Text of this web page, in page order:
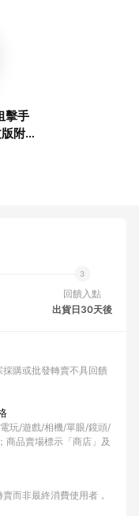
擊手
附繁
戲專
回饋入點
出貨日30天後
採購或批發轉賣不具回饋
玩/遊戲/相機/單眼/鏡頭/
商品賣場標示「商店」及
而非最終消費使用者，